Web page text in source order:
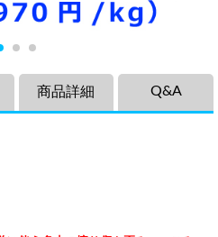
商品詳細 Q&A